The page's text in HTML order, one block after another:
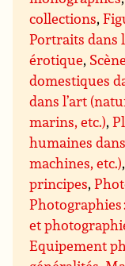
collections,
Portraits dans
érotique,
domestiques
dans l’art
marins, etc.),
humaines
machines, etc.)
principes,
Photographies
et
Equipement